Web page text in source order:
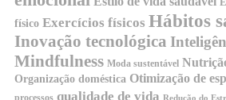
físico Exercícios físicos Hábitos
Inovação tecnológica
Mindfulness Moda sustentável
Organização doméstica Otimização de
qualidade de vida